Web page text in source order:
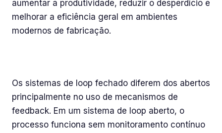
aumentar a produtividade, reduzir o desperdício e
melhorar a eficiência geral em ambientes
modernos de fabricação.
Os sistemas de loop fechado diferem dos abertos
principalmente no uso de mecanismos de
feedback. Em um sistema de loop aberto, o
processo funciona sem monitoramento contínuo